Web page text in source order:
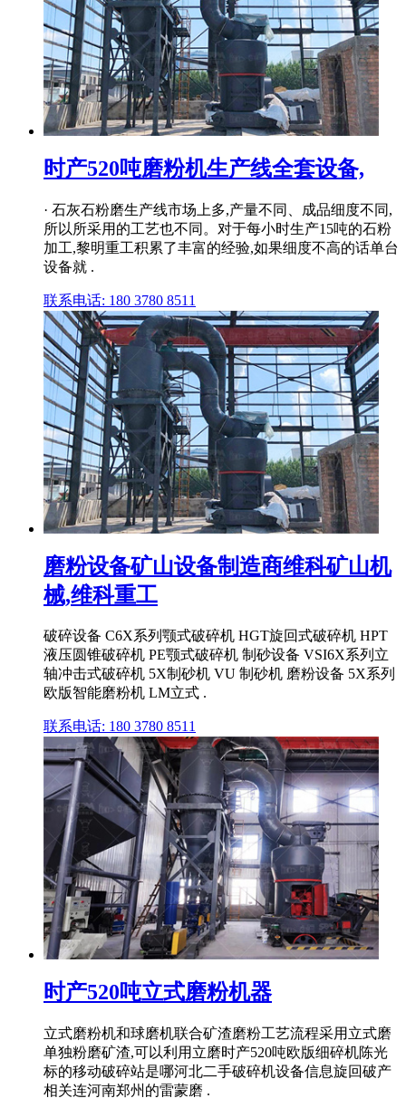
时产520吨磨粉机生产线全套设备,
· 石灰石粉磨生产线市场上多,产量不同、成品细度不同,
所以所采用的工艺也不同。对于每小时生产15吨的石粉
加工,黎明重工积累了丰富的经验,如果细度不高的话单台
设备就 .
联系电话: 180 3780 8511
磨粉设备矿山设备制造商维科矿山机
械,维科重工
破碎设备 C6X系列颚式破碎机 HGT旋回式破碎机 HPT
液压圆锥破碎机 PE颚式破碎机 制砂设备 VSI6X系列立
轴冲击式破碎机 5X制砂机 VU 制砂机 磨粉设备 5X系列
欧版智能磨粉机 LM立式 .
联系电话: 180 3780 8511
时产520吨立式磨粉机器
立式磨粉机和球磨机联合矿渣磨粉工艺流程采用立式磨
单独粉磨矿渣,可以利用立磨时产520吨欧版细碎机陈光
标的移动破碎站是哪河北二手破碎机设备信息旋回破产
相关连河南郑州的雷蒙磨 .